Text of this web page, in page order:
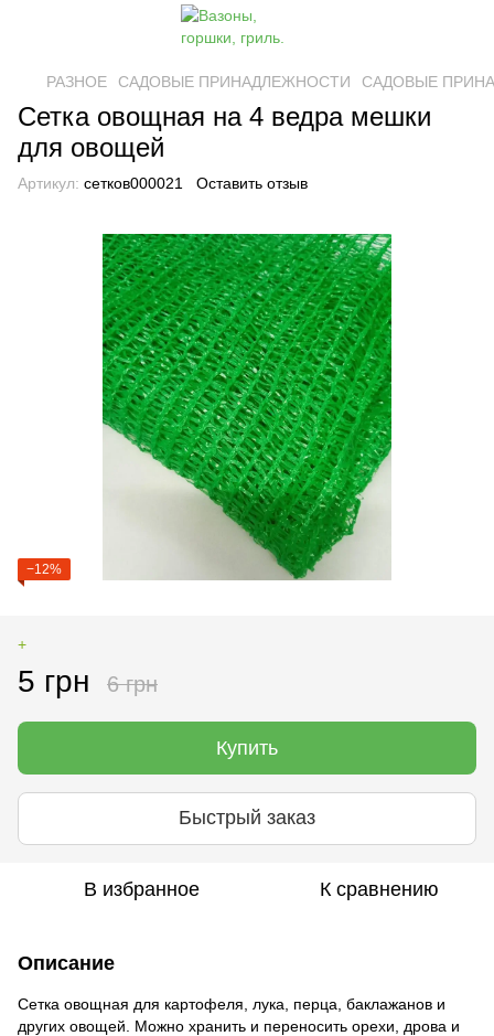
РАЗНОЕ САДОВЫЕ ПРИНАДЛЕЖНОСТИ САДОВЫЕ
Сетка овощная на 4 ведра мешки
для овощей
Артикул: сетков000021 Оставить отзыв
−12%
+
5 грн 6 грн
Купить
Быстрый заказ
В избранное К сравнению
Описание
Сетка овощная для картофеля, лука, перца, баклажанов и
других овощей. Можно хранить и переносить орехи, дрова и